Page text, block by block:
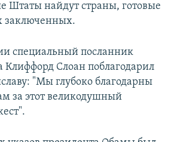
Штаты найдут страны, готовые
заключенных.
специальный посланник
Клиффорд Слоан поблагодарил
"Мы глубоко благодарны
за этот великодушный